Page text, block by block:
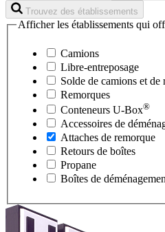
Trouvez des établissements
Afficher les établissements qui
Camions
Libre-entreposage
Solde de camions et de
Remorques
Conteneurs U-Box®
Accessoires de
Attaches de remorque
Retours de boîtes
Propane
Boîtes de